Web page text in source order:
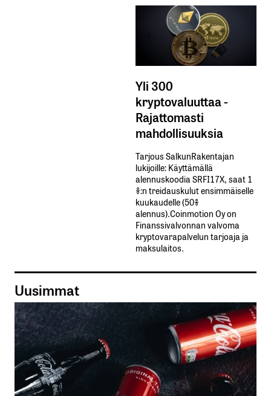
Yli 300
kryptovaluuttaa -
Rajattomasti
mahdollisuuksia
Tarjous SalkunRakentajan
lukijoille: Käyttämällä​ ​
alennuskoodia​ ​SRFI17X,​ ​saat​ ​1
%:n treidauskulut​ ​ensimmäiselle​ ​
kuukaudelle​ ​(50%​ ​
alennus).Coinmotion Oy on
Finanssivalvonnan valvoma
kryptovarapalvelun tarjoaja ja
maksulaitos.
Uusimmat